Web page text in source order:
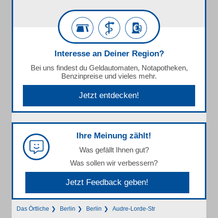
Interesse an Deiner Region?
Bei uns findest du Geldautomaten, Notapotheken,
Benzinpreise und vieles mehr.
Jetzt entdecken!
Ihre Meinung zählt!
Was gefällt Ihnen gut?
Was sollen wir verbessern?
Jetzt Feedback geben!
Das Örtliche Berlin Berlin Audre-Lorde-Str